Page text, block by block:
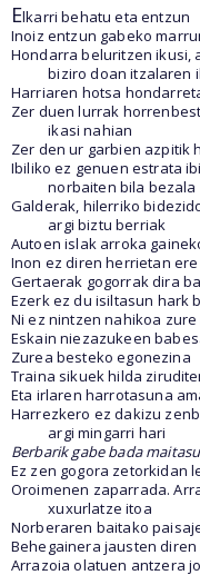
Elkarri behatu eta entzun
Inoiz entzun gabeko
Hondarra beluritzen ikusi,
biziro doan itzalaren
Harriaren hotsa
Zer duen lurrak
ikasi nahian
Zer den ur garbien azpitik
Ibiliko ez genuen estrata
norbaiten bila bezala
Galderak, hilerriko
argi biztu berriak
Autoen islak arroka
Inon ez diren herrietan
Gertaerak gogorrak dira
Ezerk ez du isiltasun hark
Ni ez nintzen nahikoa
Eskain niezazukeen
Zurea besteko egonezina
Traina sikuek hilda
Eta irlaren harrotasuna
Harrezkero ez dakizu
argi mingarri hari
Berbarik gabe bada
Ez zen gogora zetorkidan
Oroimenen zaparrada.
xuxurlatze itoa
Norberaren baitako
Behegainera jausten
Arrazoia olatuen antzera